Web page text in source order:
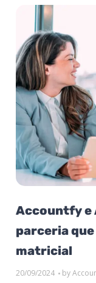
Accountfy e
parceria
matricial
20/09/2024 by